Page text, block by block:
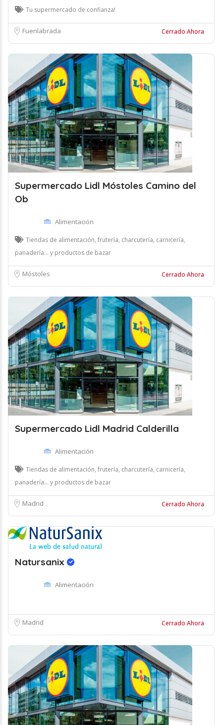
Tu supermercado de confianza!
Fuenlabrada Cerrado Ahora
Supermercado Lidl Móstoles Camino del
Ob
Alimentación
Tiendas de alimentación, frutería, charcutería, carnicería,
panadería... y productos de bazar
Móstoles Cerrado Ahora
Supermercado Lidl Madrid Calderilla
Alimentación
Tiendas de alimentación, frutería, charcutería, carnicería,
panadería... y productos de bazar
Madrid Cerrado Ahora
Natursanix
Alimentación
Madrid Cerrado Ahora